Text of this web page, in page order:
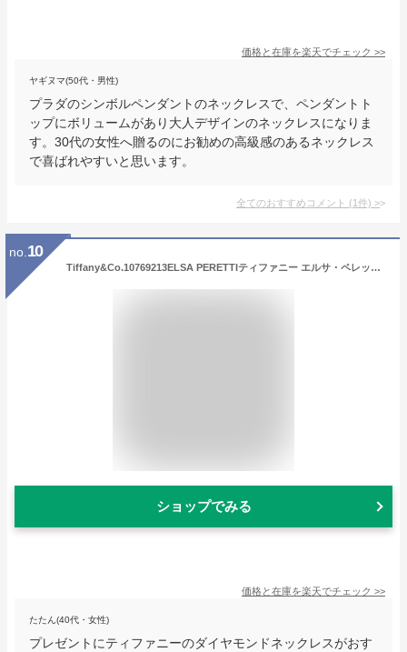
価格と在庫を楽天でチェック >>
ヤギヌマ(50代・男性)
プラダのシンボルペンダントのネックレスで、ペンダントト
ップにボリュームがあり大人デザインのネックレスになりま
す。30代の女性へ贈るのにお勧めの高級感のあるネックレス
で喜ばれやすいと思います。
全てのおすすめコメント (1件) >
no. 10
Tiffany&Co.10769213ELSA PERETTIティファニー エルサ・ペレッティ ダイヤモンド バイ ザ ヤードシングル ダイヤモンド ペンダントラウンド ブリリアントカットダイヤモンド 0.05カラット 18KYGTiffany 純正BOX・巾着保護袋ショップバッグ
ショップでみる
価格と在庫を楽天でチェック >>
たたん(40代・女性)
プレゼントにティファニーのダイヤモンドネックレスがおす